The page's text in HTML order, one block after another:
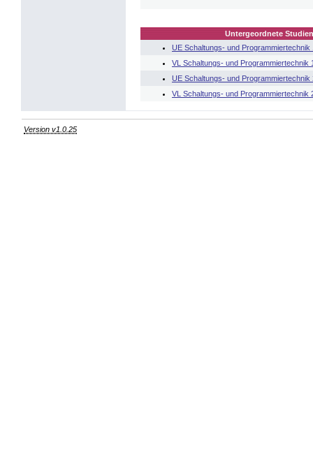
Untergeordnete
UE Schaltungs- und Programmiertechnik
VL Schaltungs- und Programmiertechnik
UE Schaltungs- und Programmiertechnik
VL Schaltungs- und Programmiertechnik
Version v1.0.25